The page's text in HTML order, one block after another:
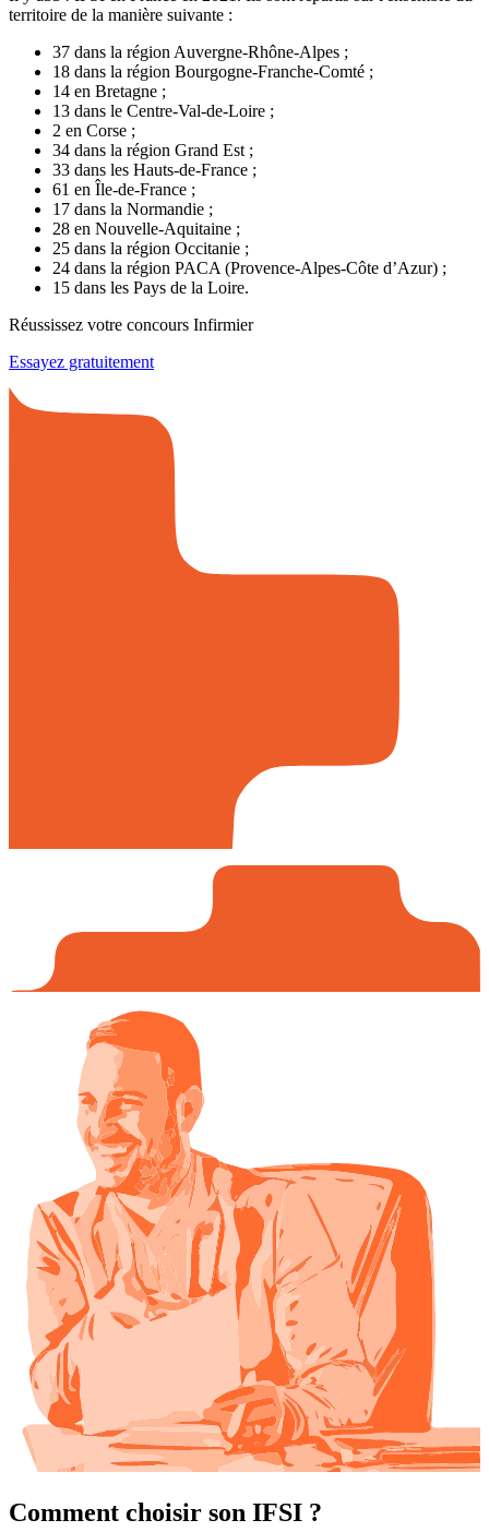
territoire de la manière suivante :
37 dans la région Auvergne-Rhône-Alpes ;
18 dans la région Bourgogne-Franche-Comté ;
14 en Bretagne ;
13 dans le Centre-Val-de-Loire ;
2 en Corse ;
34 dans la région Grand Est ;
33 dans les Hauts-de-France ;
61 en Île-de-France ;
17 dans la Normandie ;
28 en Nouvelle-Aquitaine ;
25 dans la région Occitanie ;
24 dans la région PACA (Provence-Alpes-Côte d’Azur) ;
15 dans les Pays de la Loire.
Réussissez votre concours Infirmier
Essayez gratuitement
Comment choisir son IFSI ?